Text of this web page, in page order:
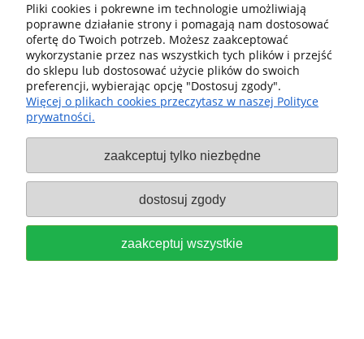
FESTOOL Frez DOMINO D 10-NL
28 HW do Frezarki DF 500, DFC
500 493493
219,00 zł
do koszyka
FESTOOL FREZ DO FAZOWANIA
Pliki cookies i pokrewne im technologie umożliwiają
poprawne działanie strony i pomagają nam dostosować
ofertę do Twoich potrzeb. Możesz zaakceptować
wykorzystanie przez nas wszystkich tych plików i przejść
do sklepu lub dostosować użycie plików do swoich
preferencji, wybierając opcję "Dostosuj zgody".
Więcej o plikach cookies przeczytasz w naszej Polityce
prywatności.
zaakceptuj tylko niezbędne
dostosuj zgody
zaakceptuj wszystkie